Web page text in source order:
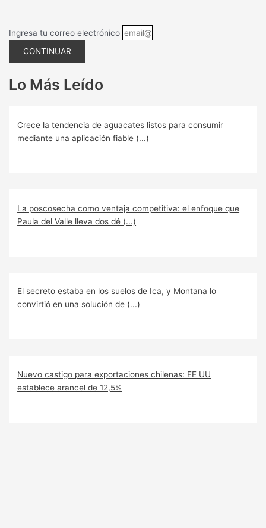
Ingresa tu correo electrónico
CONTINUAR
Lo Más Leído
Crece la tendencia de aguacates listos para consumir
mediante una aplicación fiable (...)
La poscosecha como ventaja competitiva: el enfoque que
Paula del Valle lleva dos dé (...)
El secreto estaba en los suelos de Ica, y Montana lo
convirtió en una solución de (...)
Nuevo castigo para exportaciones chilenas: EE UU
establece arancel de 12,5%